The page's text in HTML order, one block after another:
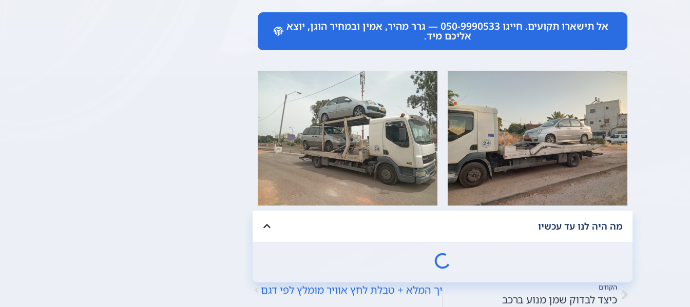
אל תישארו תקועים. חייגו 050-9990533 — גרר מהיר, אמין ובמחיר הוגן, יוצא
אליכם מיד.
מה היה לנו עד עכשיו
הקודם
כיצד לבדוק שמן מנוע ברכב
לחץ אוויר בצמיגים: המדריך המלא + טבלת לחץ אוויר מומלץ לפי דגם